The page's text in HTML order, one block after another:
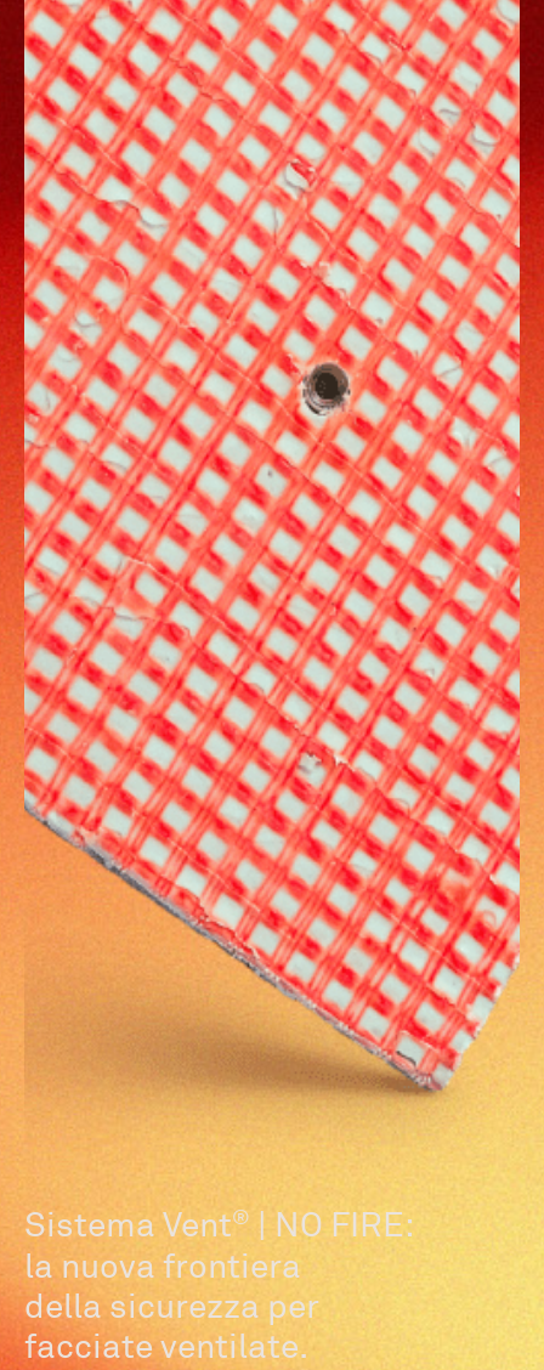
Sistema Vent®
| NO FIRE:
la nuova frontiera
della sicurezza per
facciate ventilate.